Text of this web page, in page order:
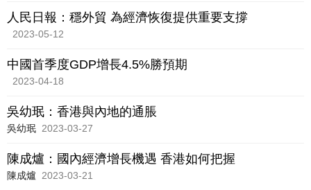
人民日報：穩外貿 為經濟恢復提供重要支撐
2023-05-12
中國首季度GDP增長4.5%勝預期
2023-04-18
吳幼珉：香港與內地的通脹
吳幼珉 2023-03-27
陳成爐：國內經濟增長機遇 香港如何把握
陳成爐 2023-03-21